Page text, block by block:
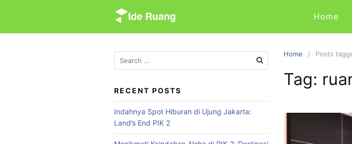
i
Home
Home Posts
Tag:
e
r
c
h
f
o
RECENT POSTS
Indahnya Spot Hiburan di Ujung Jakarta:
Land’s End PIK 2